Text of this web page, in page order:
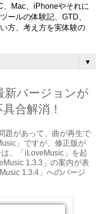
、Mac、iPhoneやそれに
ールの体験記、GTD、
方、考え方を実体験の
▼
新バージョンが
合解消！
題があって、曲が再生で
」ですが、修正版が
、「iLoveMusic」を起
1.3.3」の案内が表
1.3.4」へのバージ